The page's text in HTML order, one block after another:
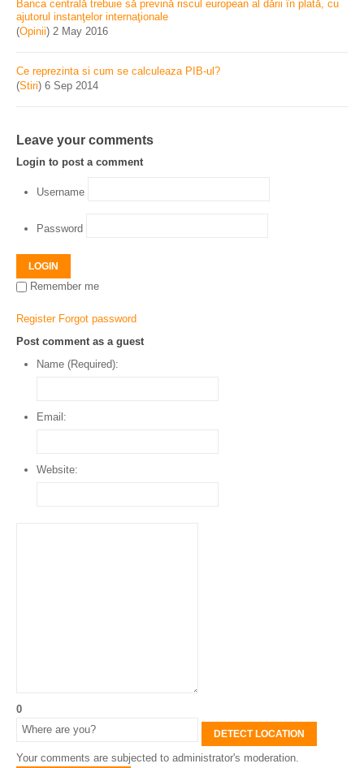
Banca centrală trebuie să prevină riscul european al dării în plată, cu
ajutorul instanţelor internaţionale
(Opinii) 2 May 2016
Ce reprezinta si cum se calculeaza PIB-ul?
(Stiri) 6 Sep 2014
Leave your comments
Login to post a comment
Username
Password
LOGIN
Remember me
Register Forgot password
Post comment as a guest
Name (Required):
Email:
Website:
0
DETECT LOCATION
Your comments are subjected to administrator's moderation.